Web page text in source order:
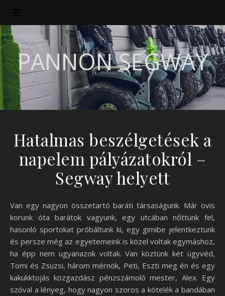
PANNON SEGWAY
Hatalmas beszélgetések a
napelem pályázatokról –
Segway helyett
Van egy nagyon összetartó baráti társaságunk. Már ovis
korunk óta barátok vagyunk, egy utcában nőttünk fel,
hasonló sportokat próbáltunk ki, egy gimibe jelentkeztünk
és persze még az egyetemeink is közel voltak egymáshoz,
ha épp nem ugyanazok voltak. Van köztünk két ügyvéd,
Tomi és Zsuzsi, három mérnök, Peti, Eszti meg én és egy
kakukktojás közgazdász pénzszámoló mester, Alex. Egy
szóval a lényeg, hogy nagyon szoros a kötelék a bandában